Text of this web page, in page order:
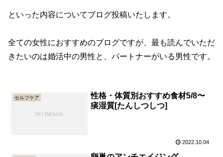
といった内容についてブログ投稿いたします。
全ての女性におすすめのブログですが、最も読んでいただ
きたいのは婚活中の男性と、パートナーがいる男性です。
セルフケア
性格・体質別おすすめ食材5/8〜
痰湿質[たんしつしつ]
2022.10.04